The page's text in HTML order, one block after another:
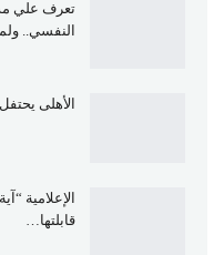
تعرف علي
النفسي..
الأهلى
الإعلامية
قابلتها…